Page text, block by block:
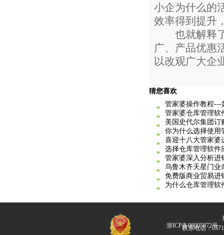
小企为什么的
效率得到提升
也就解释了
广、产品优惠
以改观广大企
猜您喜欢
管家婆操作教程---
管家婆仓库管理软
美国史代尔集团订
你为什么选择使用
喜迎十八大管家婆
选择仓库管理软件
管家婆深入分析进
乌鲁木齐天星门业
免费版商业贸易进
为什么仓库管理软
浙ICP备08005872号